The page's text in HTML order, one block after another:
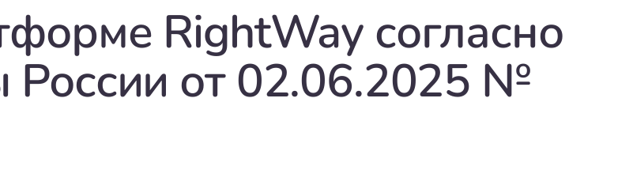
RightWay согласно
от 02.06.2025 №